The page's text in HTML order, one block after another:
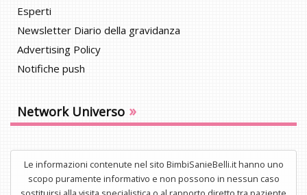
Esperti
Newsletter Diario della gravidanza
Advertising Policy
Notifiche push
Network Universo »
Le informazioni contenute nel sito BimbiSanieBelli.it hanno uno
scopo puramente informativo e non possono in nessun caso